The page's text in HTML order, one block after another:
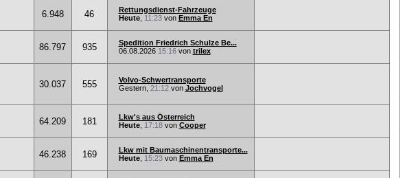
6.948 46
Rettungsdienst-Fahrzeuge
Heute, 11:23von Emma En
86.797 935
Spedition Friedrich Schulze Be...
06.08.2026 15:16von trilex
30.037 555
Volvo-Schwertransporte
Gestern, 21:12von Jochvogel
64.209 181
Lkw's aus Österreich
Heute, 17:18von Cooper
46.238 169
Lkw mit Baumaschinentransporte...
Heute, 15:23von Emma En